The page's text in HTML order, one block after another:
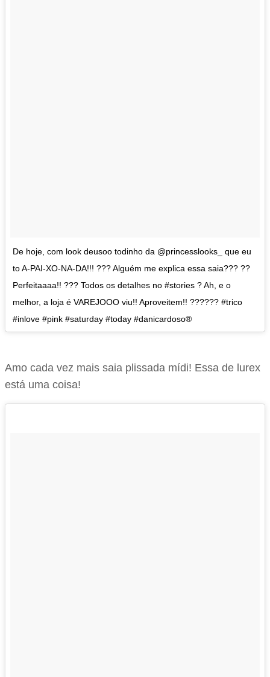
De hoje, com look deusoo todinho da @princesslooks_ que eu
to A-PAI-XO-NA-DA!!! ??? Alguém me explica essa saia??? ??
Perfeitaaaa!! ??? Todos os detalhes no #stories ? Ah, e o
melhor, a loja é VAREJOOO viu!! Aproveitem!! ?????? #trico
#inlove #pink #saturday #today #danicardoso®
Amo cada vez mais saia plissada mídi! Essa de lurex
está uma coisa!